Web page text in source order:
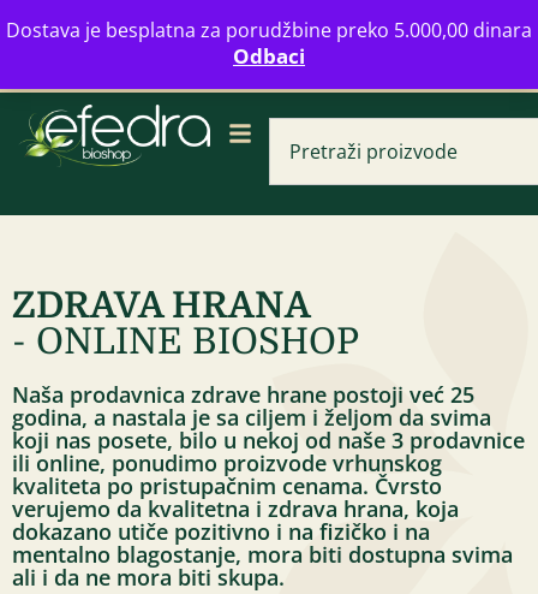
Dostava je besplatna za porudžbine preko 5.000,00 dinara
Odbaci
probavine 30 ml
RSD + DODAJ
Špajz
585,00RSD
Bulevar Mihajla Pupina 16b, Novi Beograd
info@zdravahranaonline.rs+381 (0)11 770 39 61
Radno vreme: Ponedeljak - Petak od 08-20h
ZDRAVA HRANA
- ONLINE BIOSHOP
Naša prodavnica zdrave hrane postoji već 25
godina, a nastala je sa ciljem i željom da svima
koji nas posete, bilo u nekoj od naše 3 prodavnice
ili online, ponudimo proizvode vrhunskog
kvaliteta po pristupačnim cenama. Čvrsto
verujemo da kvalitetna i zdrava hrana, koja
dokazano utiče pozitivno i na fizičko i na
mentalno blagostanje, mora biti dostupna svima
ali i da ne mora biti skupa.